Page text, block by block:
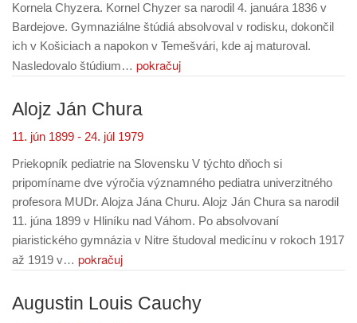
Kornela Chyzera. Kornel Chyzer sa narodil 4. januára 1836 v
Bardejove. Gymnaziálne štúdiá absolvoval v rodisku, dokončil
ich v Košiciach a napokon v Temešvári, kde aj maturoval.
Nasledovalo štúdium… pokračuj
Alojz Ján Chura
11. jún 1899 - 24. júl 1979
Priekopník pediatrie na Slovensku V týchto dňoch si
pripomíname dve výročia významného pediatra univerzitného
profesora MUDr. Alojza Jána Churu. Alojz Ján Chura sa narodil
11. júna 1899 v Hliníku nad Váhom. Po absolvovaní
piaristického gymnázia v Nitre študoval medicínu v rokoch 1917
až 1919 v… pokračuj
Augustin Louis Cauchy